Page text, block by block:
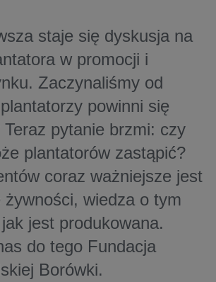
staje się dyskusja na
w promocji i
Zaczynaliśmy od
powinni się
pytanie brzmi: czy
plantatorów zastąpić?
coraz ważniejsze jest
żywności, wiedza o tym
jest produkowana.
do tego Fundacja
Borówki.